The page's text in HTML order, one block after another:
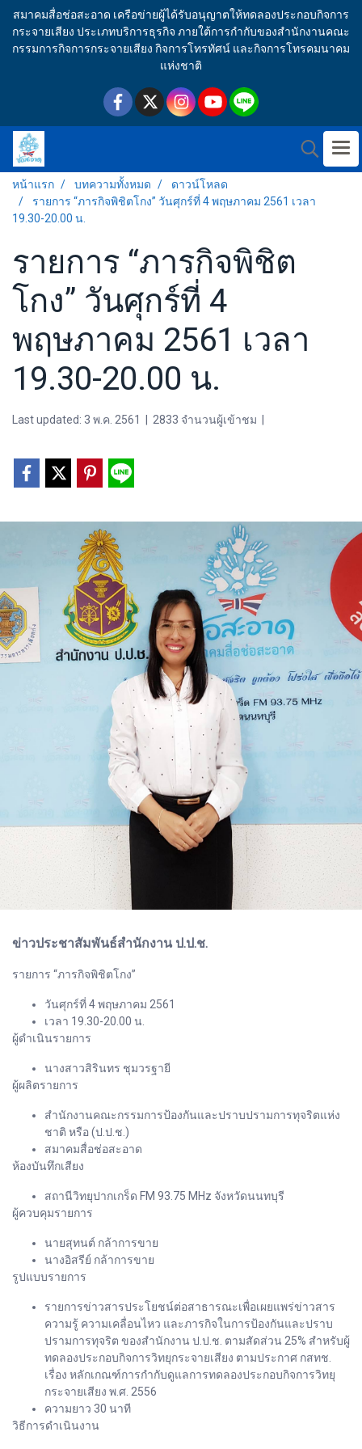
สมาคมสื่อช่อสะอาด เครือข่ายผู้ได้รับอนุญาตให้ทดลองประกอบกิจการ
กระจายเสียง ประเภทบริการธุรกิจ ภายใต้การกำกับของสำนักงานคณะ
กรรมการกิจการกระจายเสียง กิจการโทรทัศน์ และกิจการโทรคมนาคม
แห่งชาติ
หน้าแรก บทความทั้งหมด
ดาวน์โหลด
รายการ “ภารกิจพิชิตโกง” วันศุกร์ที่ 4 พฤษภาคม 2561 เวลา
19.30-20.00 น.
รายการ “ภารกิจพิชิต
โกง” วันศุกร์ที่ 4
พฤษภาคม 2561 เวลา
19.30-20.00 น.
Last updated: 3 พ.ค. 2561 2833 จำนวนผู้เข้าชม
ข่าวประชาสัมพันธ์สำนักงาน ป.ป.ช.
รายการ “ภารกิจพิชิตโกง”
วันศุกร์ที่ 4 พฤษภาคม 2561
เวลา 19.30-20.00 น.
ผู้ดำเนินรายการ
นางสาวสิรินทร ชุมวรฐายี
ผู้ผลิตรายการ
สำนักงานคณะกรรมการป้องกันและปราบปรามการทุจริตแห่ง
ชาติ หรือ (ป.ป.ช.)
สมาคมสื่อช่อสะอาด
ห้องบันทึกเสียง
สถานีวิทยุปากเกร็ด FM 93.75 MHz จังหวัดนนทบุรี
ผู้ควบคุมรายการ
นายสุทนต์ กล้าการขาย
นางอิสรีย์ กล้าการขาย
รูปแบบรายการ
รายการข่าวสารประโยชน์ต่อสาธารณะเพื่อเผยแพร่ข่าวสาร
ความรู้ ความเคลื่อนไหว และภารกิจในการป้องกันและปราบ
ปรามการทุจริต ของสำนักงาน ป.ป.ช. ตามสัดส่วน 25% สำหรับผู้
ทดลองประกอบกิจการวิทยุกระจายเสียง ตามประกาศ กสทช.
เรื่อง หลักเกณฑ์การกำกับดูแลการทดลองประกอบกิจการวิทยุ
กระจายเสียง พ.ศ. 2556
ความยาว 30 นาที
วิธีการดำเนินงาน